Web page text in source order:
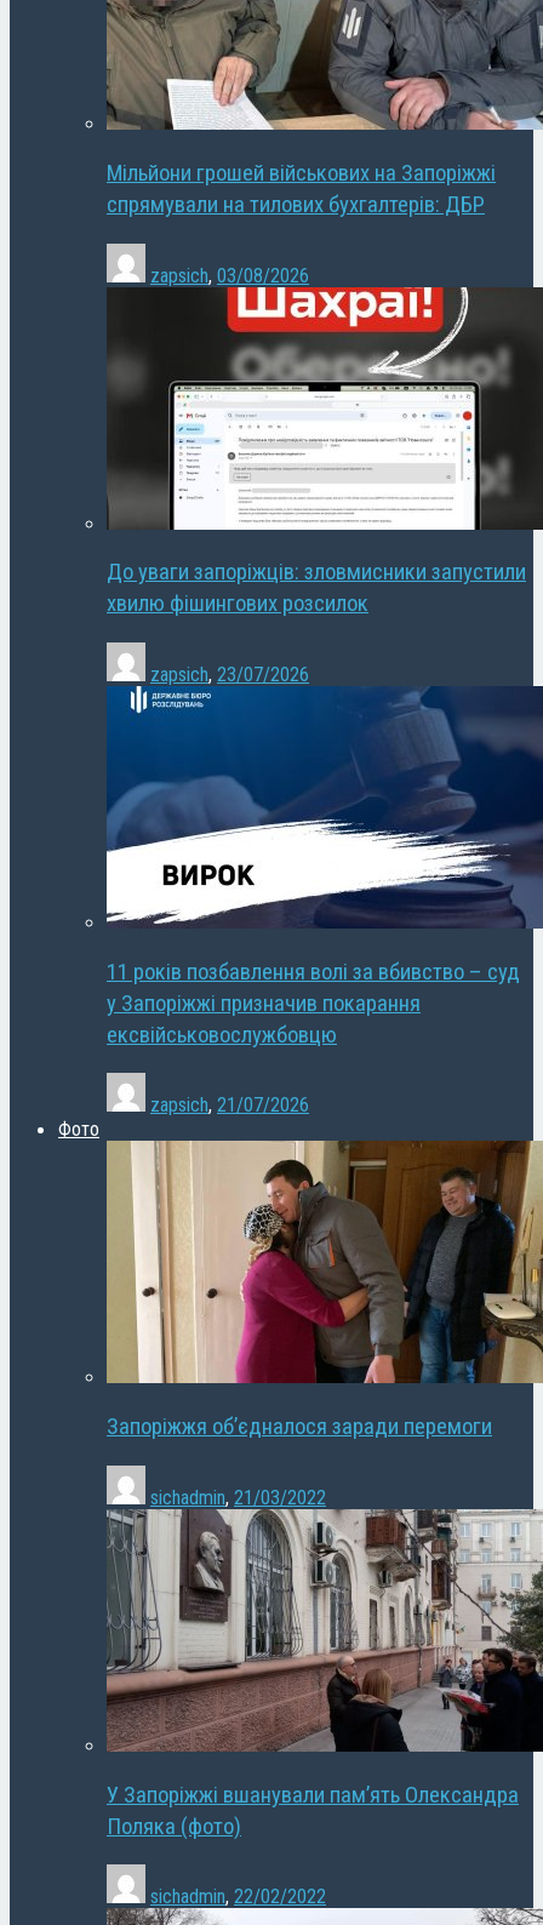
Мільйони грошей військових на Запоріжжі
спрямували на тилових бухгалтерів: ДБР
zapsich, 03/08/2026
До уваги запоріжців: зловмисники запустили
хвилю фішингових розсилок
zapsich, 23/07/2026
11 років позбавлення волі за вбивство – суд
у Запоріжжі призначив покарання
ексвійськовослужбовцю
zapsich, 21/07/2026
Фото
Запоріжжя об’єдналося заради перемоги
sichadmin, 21/03/2022
У Запоріжжі вшанували пам’ять Олександра
Поляка (фото)
sichadmin, 22/02/2022